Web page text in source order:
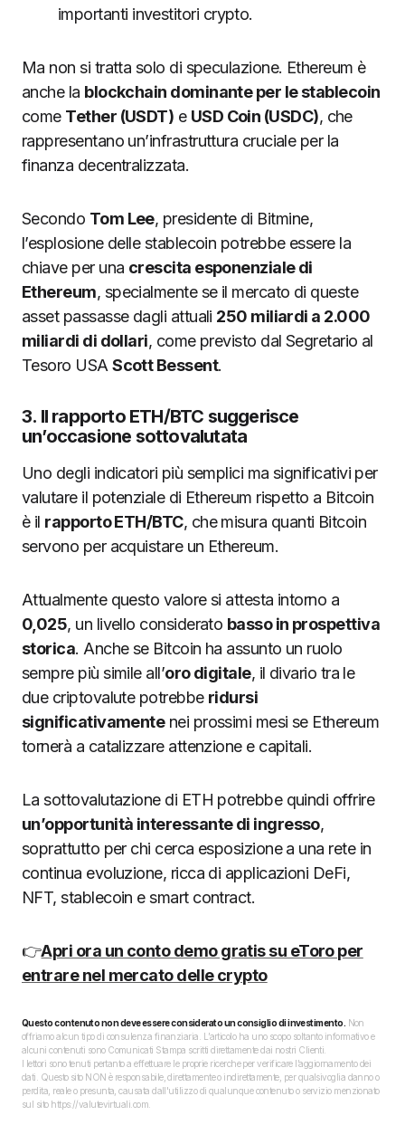
importanti investitori crypto.
Ma non si tratta solo di speculazione. Ethereum è
anche la blockchain dominante per le stablecoin
come Tether (USDT) e USD Coin (USDC), che
rappresentano un’infrastruttura cruciale per la
finanza decentralizzata.
Secondo Tom Lee, presidente di Bitmine,
l’esplosione delle stablecoin potrebbe essere la
chiave per una crescita esponenziale di
Ethereum, specialmente se il mercato di queste
asset passasse dagli attuali 250 miliardi a 2.000
miliardi di dollari, come previsto dal Segretario al
Tesoro USAScott Bessent.
3. Il rapporto ETH/BTC suggerisce
un’occasione sottovalutata
Uno degli indicatori più semplici ma significativi per
valutare il potenziale di Ethereum rispetto a Bitcoin
è il rapporto ETH/BTC, che misura quanti Bitcoin
servono per acquistare un Ethereum.
Attualmente questo valore si attesta intorno a
0,025, un livello considerato basso in prospettiva
storica. Anche se Bitcoin ha assunto un ruolo
sempre più simile all’oro digitale, il divario tra le
due criptovalute potrebbe ridursi
significativamentenei prossimi mesi se Ethereum
tornerà a catalizzare attenzione e capitali.
La sottovalutazione di ETH potrebbe quindi offrire
un’opportunità interessante di ingresso,
soprattutto per chi cerca esposizione a una rete in
continua evoluzione, ricca di applicazioni DeFi,
NFT, stablecoin e smart contract.
👉Apri ora un conto demo gratis su eToro per
entrare nel mercato delle crypto
Questo contenuto non deve essere considerato un consiglio di investimento. Non
offriamo alcun tipo di consulenza finanziaria. L’articolo ha uno scopo soltanto informativo e
alcuni contenuti sono Comunicati Stampa scritti direttamente dai nostri Clienti.
I lettori sono tenuti pertanto a effettuare le proprie ricerche per verificare l’aggiornamento dei
dati. Questo sito NON è responsabile, direttamente o indirettamente, per qualsivoglia danno o
perdita, reale o presunta, causata dall'utilizzo di qualunque contenuto o servizio menzionato
sul sito https://valutevirtuali.com.